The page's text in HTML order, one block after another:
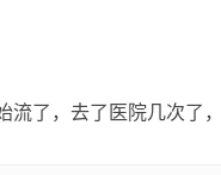
了，去了医院几次了，